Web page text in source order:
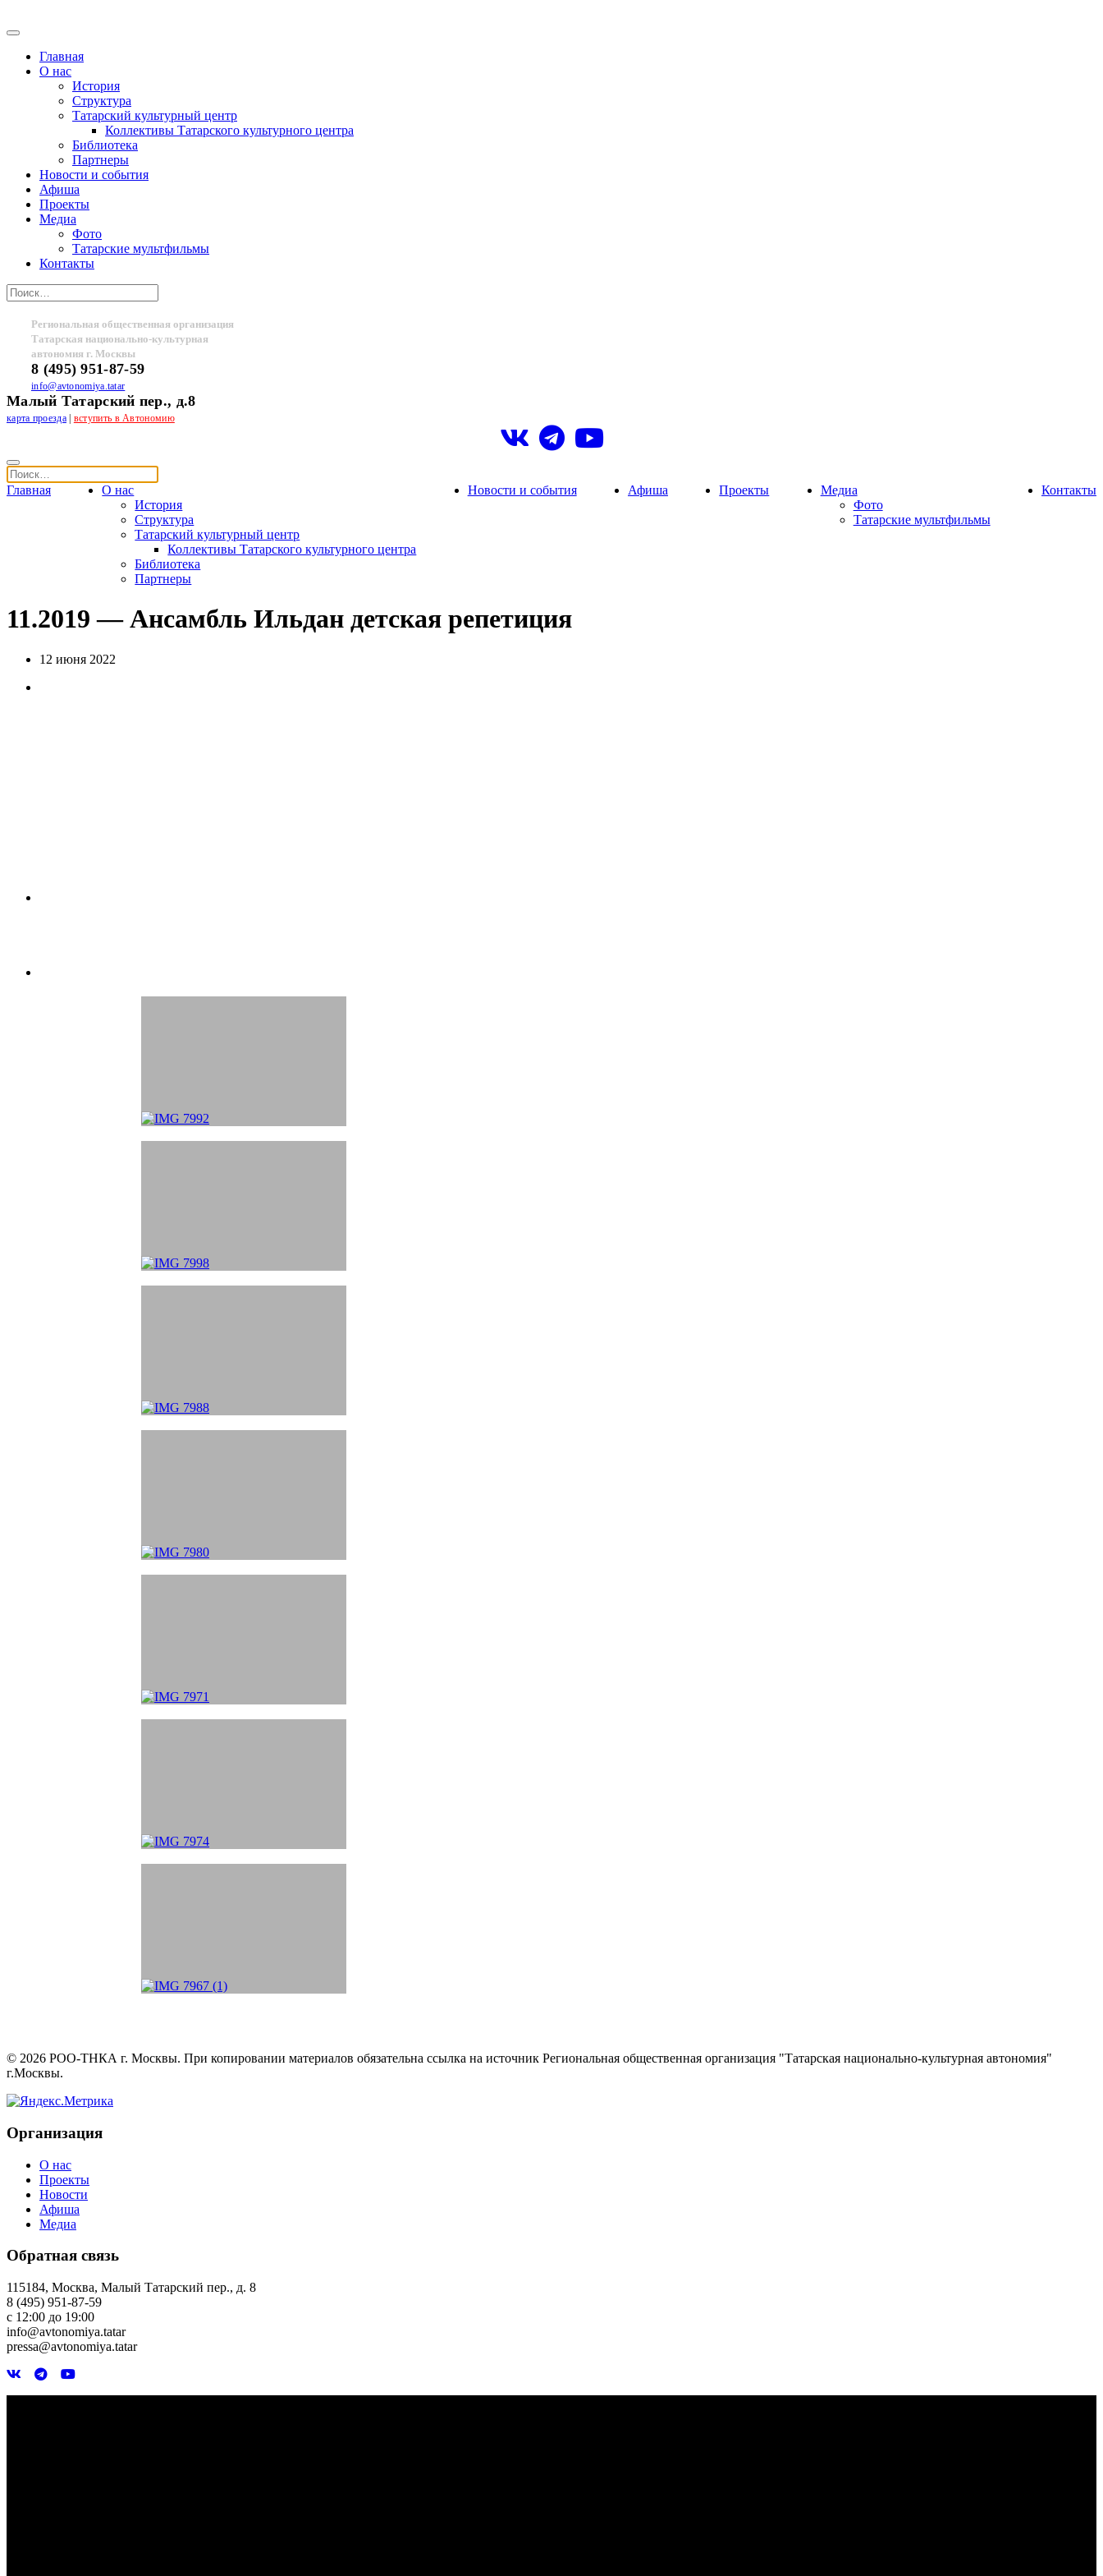
Главная
О нас
История
Структура
Татарский культурный центр
Коллективы Татарского культурного центра
Библиотека
Партнеры
Новости и события
Афиша
Проекты
Медиа
Фото
Татарские мультфильмы
Контакты
Региональная общественная организация
Татарская национально-культурная
автономия г. Москвы
8 (495) 951-87-59
info@avtonomiya.tatar
Малый Татарский пер., д.8
карта проезда| вступить в Автономию
Главная
О нас
История
Структура
Татарский культурный центр
Коллективы Татарского культурного центра
Библиотека
Партнеры
Новости и события Афиша Проекты
Медиа
Фото
Татарские мультфильмы
Контакты
11.2019 — Ансамбль Ильдан детская репетиция
12 июня 2022
© 2026 РОО-ТНКА г. Москвы. При копировании материалов обязательна ссылка на источник Региональная общественная организация "Татарская национально-культурная автономия"
г.Москвы.
Организация
О нас
Проекты
Новости
Афиша
Медиа
Обратная связь
115184, Москва, Малый Татарский пер., д. 8
8 (495) 951-87-59
с 12:00 до 19:00
info@avtonomiya.tatar
pressa@avtonomiya.tatar